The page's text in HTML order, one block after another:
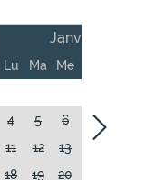
Janvier 2027
Lu Ma Me
4
5 6 7
11
12 13
18
19 20